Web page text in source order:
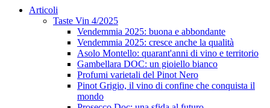
Articoli
Taste Vin 4/2025
Vendemmia 2025: buona e abbondante
Vendemmia 2025: cresce anche la qualità
Asolo Montello: quarant'anni di vino e territorio
Gambellara DOC: un gioiello bianco
Profumi varietali del Pinot Nero
Pinot Grigio, il vino di confine che conquista il
mondo